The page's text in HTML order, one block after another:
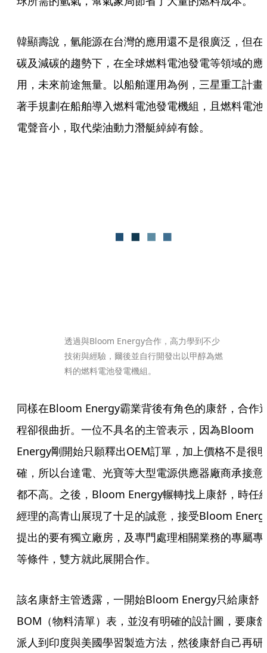
韓顯壽說，氫能源在台灣的應用還不是很廣泛，但在
碳及減碳的趨勢下，在全球燃料電池發電等領域的應
用，未來前途無量。以船舶運用為例，三星重工計畫
著手規劃在船舶導入燃料電池發電機組，且燃料電池
電聲音小，取代柴油動力潛艇綽綽有餘。
透過與Bloom Energy合作，高力學到不少
技術與經驗，爾後並自行開發出以甲醇為燃
料的燃料電池發電機組。
同樣在Bloom Energy霸業背後有角色的康舒，合作
程卻很曲折。一位不具名的主管表示，因為Bloom
Energy剛開始只願釋出OEM訂單，加上價格不是很
確，所以台達電、光寶等大型電源供應器廠商承接意
都不高。之後，Bloom Energy輾轉找上康舒，時任
經理的高青山展現了十足的誠意，接受Bloom
提出的要有獨立廠房，及專門處理相關業務的專屬專
等條件，雙方就此展開合作。
該名康舒主管透露，一開始Bloom Energy只給康舒
BOM（物料清單）表，並沒有明確的設計圖，要康舒
派人到印度與美國學習製造方法，然後康舒自己再研